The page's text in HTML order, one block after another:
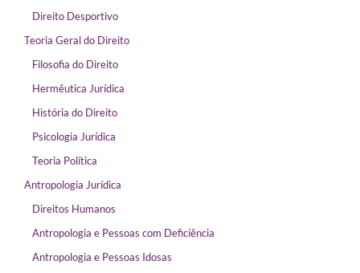
Direito Desportivo
Teoria Geral do Direito
Filosofia do Direito
Hermêutica Jurídica
História do Direito
Psicologia Jurídica
Teoria Política
Antropologia Jurídica
Direitos Humanos
Antropologia e Pessoas com Deficiência
Antropologia e Pessoas Idosas